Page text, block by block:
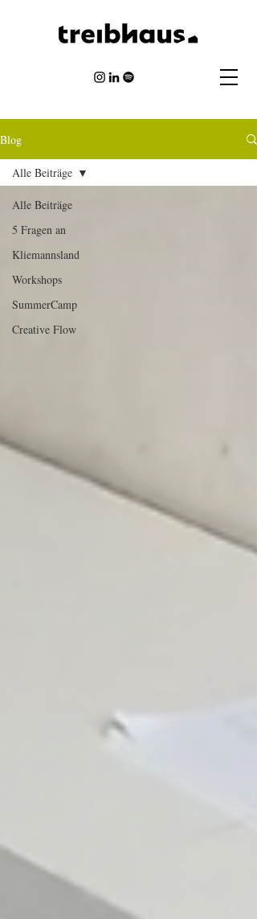
Blog
Alle Beiträge
5 Fragen an
Kliemannsland
Workshops
SummerCamp
Creative Flow
Alle Beiträge